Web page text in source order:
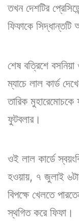
তখন দেশটির
ফিফাকে সিদ্ধান্তটি
শেষ বত্রিশে
ম্যাচে লাল কার্ড
তারিক
ফুটবলার।
ওই লাল কার্ডে
হওয়ায়, ৭ জুলাই
বিপক্ষে খেলতে
স্থগিত করে ফিফা।